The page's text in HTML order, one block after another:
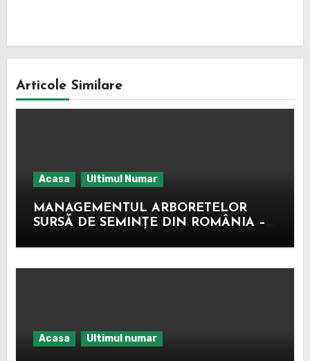
Articole Similare
Acasa Ultimul Numar
MANAGEMENTUL ARBORETELOR
SURSĂ DE SEMINȚE DIN ROMÂNIA –
DEMONSTRATIV
Acasa Ultimul numar